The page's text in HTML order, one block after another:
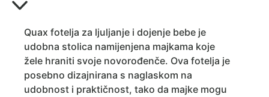
Quax fotelja za ljuljanje i dojenje bebe je
udobna stolica namijenjena majkama koje
žele hraniti svoje novorođenče. Ova fotelja je
posebno dizajnirana s naglaskom na
udobnost i praktičnost, tako da majke mogu